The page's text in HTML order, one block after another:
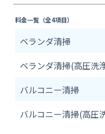
料金一覧（全4項目）
ベランダ清掃
ベランダ清掃(高圧洗
バルコニー清掃
バルコニー清掃(高圧